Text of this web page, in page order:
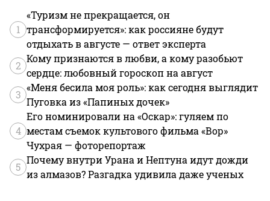
1
«Туризм не прекращается, он
трансформируется»: как россияне будут
отдыхать в августе — ответ эксперта
2
Кому признаются в любви, а кому разобьют
сердце: любовный гороскоп на август
3
«Меня бесила моя роль»: как сегодня выглядит
Пуговка из «Папиных дочек»
4
Его номинировали на «Оскар»: гуляем по
местам съемок культового фильма «Вор»
Чухрая — фоторепортаж
5
Почему внутри Урана и Нептуна идут дожди
из алмазов? Разгадка удивила даже ученых